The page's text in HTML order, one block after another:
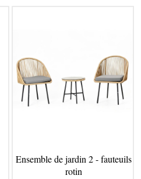
Ensemble de jardin 2 - fauteuils
rotin